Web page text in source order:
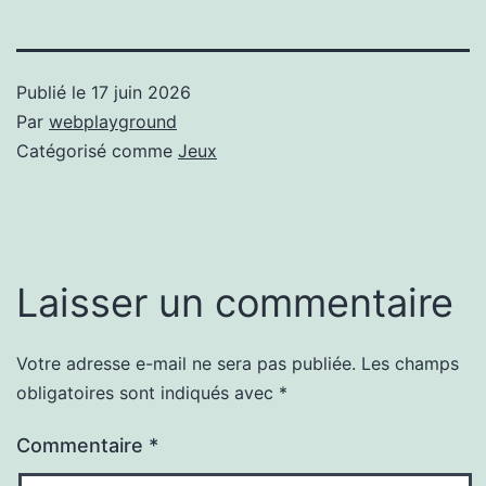
Publié le 17 juin 2026
Par webplayground
Catégorisé comme Jeux
Laisser un commentaire
Votre adresse e-mail ne sera pas publiée. Les champs
obligatoires sont indiqués avec *
Commentaire *